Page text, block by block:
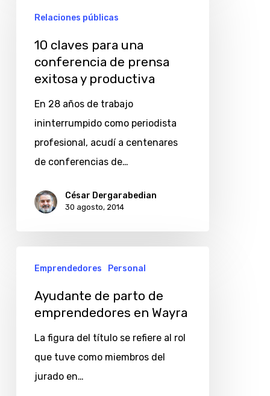
para
conferencia
prensa
exitosa
productiva
Relaciones públicas
10 claves para una
conferencia de prensa
exitosa y productiva
En 28 años de trabajo
ininterrumpido como periodista
profesional, acudí a centenares
de conferencias de…
César Dergarabedian
30 agosto, 2014
parto
emprendedores
Wayra
Emprendedores Personal
Ayudante de parto de
emprendedores en Wayra
La figura del título se refiere al rol
que tuve como miembros del
jurado en…